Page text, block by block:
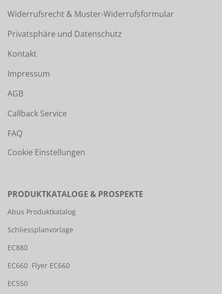
Widerrufsrecht & Muster-Widerrufsformular
Privatsphäre und Datenschutz
Kontakt
Impressum
AGB
Callback Service
FAQ
Cookie Einstellungen
PRODUKTKATALOGE & PROSPEKTE
Abus Produktkatalog
Schliessplanvorlage
EC880
EC660 Flyer EC660
EC550